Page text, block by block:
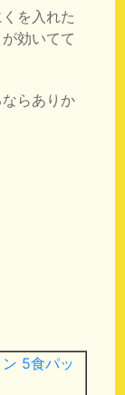
を入れた
効いてて
らありか
5食パッ